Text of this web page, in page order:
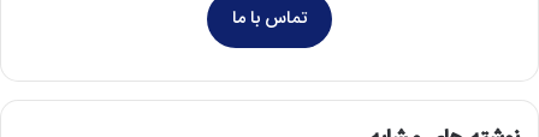
تماس با ما